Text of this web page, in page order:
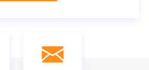
om grote goederen vanaf de
wordt gebruikt voor